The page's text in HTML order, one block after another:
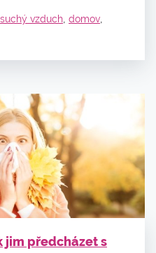
suchý vzduch, domov,
jim předcházet s